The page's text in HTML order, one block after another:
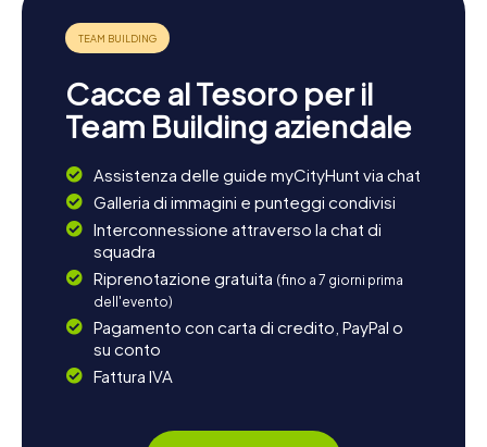
salto nella vicina città di Alicante, che con i suoi numerosi
musei e siti storici vi affascinerà. Lasciatevi incantare dalla
Cacce al Tesoro per il
Team Building aziendale
Assistenza delle guide myCityHunt via chat
Galleria di immagini e punteggi condivisi
Interconnessione attraverso la chat di
squadra
Riprenotazione gratuita (fino a 7 giorni prima
dell'evento)
Pagamento con carta di credito, PayPal o
su conto
Fattura IVA